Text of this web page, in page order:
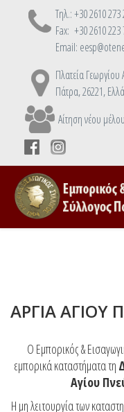
Τηλ.: +30 2610
Fax: +30 2610 223
Email:
Πλατεία Γεωργίου
Πάτρα, 26221,
Αίτηση νέου
ΑΡΓΙΑ ΑΓΙΟΥ
Ο Εμπορικός &
εμπορικά καταστήματα τη
Αγίου
Η μη λειτουργία των